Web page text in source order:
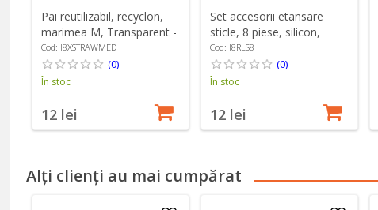
Pai reutilizabil, recyclon,
marimea M, Transparent -
Ion8
Cod: I8XSTRAWMED
(0)
În stoc
12 lei
Set accesorii etansare
sticle, 8 piese, silicon,
Transparent - Ion8
Cod: I8RLS8
(0)
În stoc
12 lei
Alți clienți au mai cumpărat